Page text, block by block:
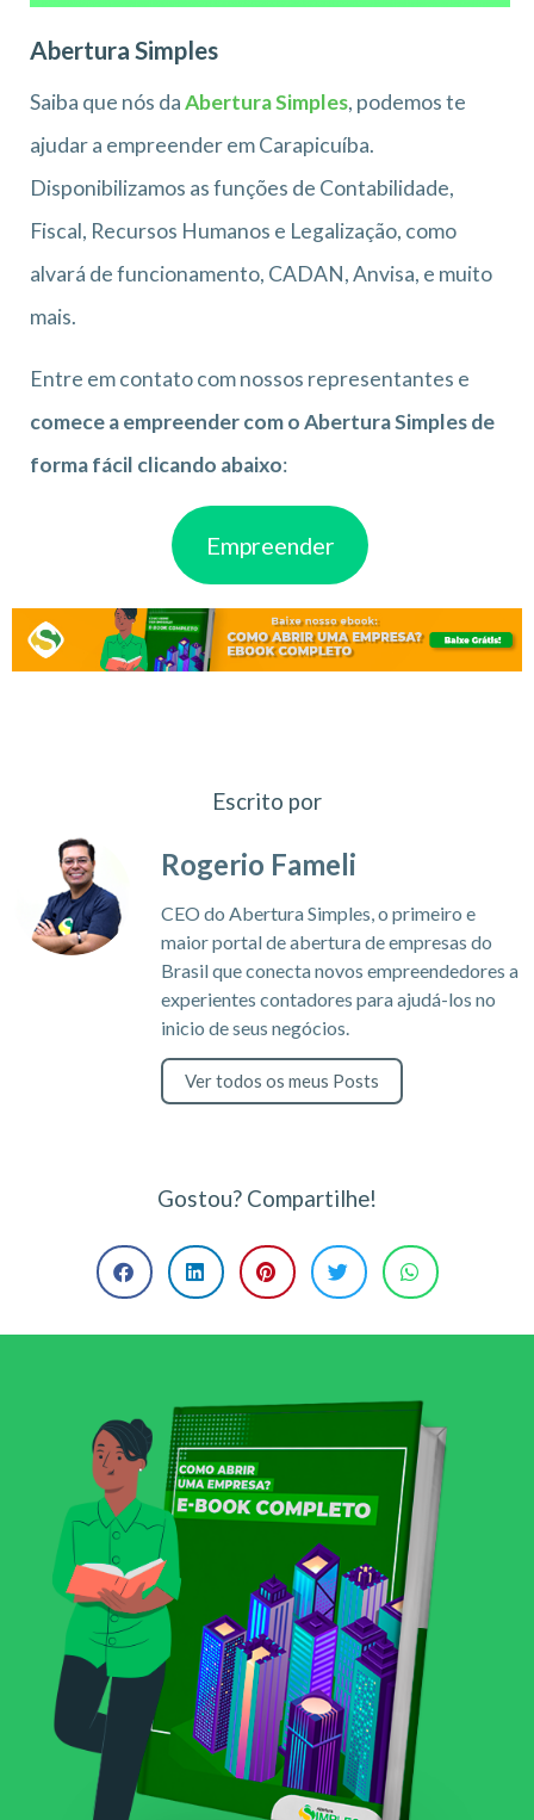
Abertura Simples
Saiba que nós daAbertura Simples, podemos te
ajudar a empreender em Carapicuíba.
Disponibilizamos as funções de Contabilidade,
Fiscal, Recursos Humanos e Legalização, como
alvará de funcionamento, CADAN, Anvisa, e muito
mais.
Entre em contato com nossos representantes e
comece a empreender com o Abertura Simples de
forma fácil clicando abaixo:
Empreender
Escrito por
Rogerio Fameli
CEO do Abertura Simples, o primeiro e
maior portal de abertura de empresas do
Brasil que conecta novos empreendedores a
experientes contadores para ajudá-los no
inicio de seus negócios.
Ver todos os meus Posts
Gostou? Compartilhe!